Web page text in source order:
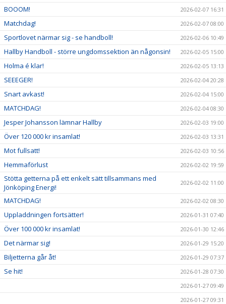
BOOOM! 2026-02-07 16:31
Matchdag! 2026-02-07 08:00
Sportlovet närmar sig - se handboll! 2026-02-06 10:49
Hallby Handboll - större ungdomssektion än någonsin! 2026-02-05 15:00
Holma é klar! 2026-02-05 13:13
SEEEGER! 2026-02-04 20:28
Snart avkast! 2026-02-04 15:00
MATCHDAG! 2026-02-04 08:30
Jesper Johansson lämnar Hallby 2026-02-03 19:00
Över 120 000 kr insamlat! 2026-02-03 13:31
Mot fullsatt! 2026-02-03 10:56
Hemmaförlust 2026-02-02 19:59
Stötta getterna på ett enkelt sätt tillsammans med
Jönköping Energi!
2026-02-02 11:00
MATCHDAG! 2026-02-02 08:30
Uppladdningen fortsätter! 2026-01-31 07:40
Över 100 000 kr insamlat! 2026-01-30 12:46
Det närmar sig! 2026-01-29 15:20
Biljetterna går åt! 2026-01-29 07:37
Se hit!
2026-01-28 07:30
2026-01-27 09:49
2026-01-27 09:31